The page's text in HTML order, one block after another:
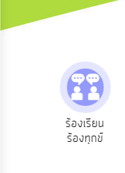
ฟัง
ความ
ยุทธศาสตร์/
ร้องเรียน
ร้องทุกข์